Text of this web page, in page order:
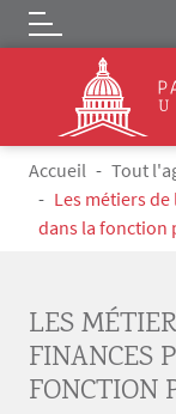
Aller au contenu
Logo
Fil d'Ariane
Accueil
Tout
Les métiers
dans la fonction
LES
FINANCES
FONCTION